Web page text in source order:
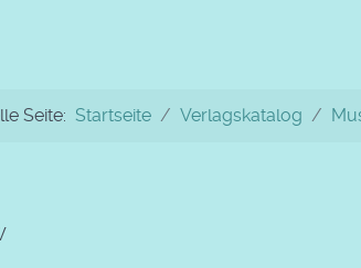
Seite: Startseite Verlagskatalog